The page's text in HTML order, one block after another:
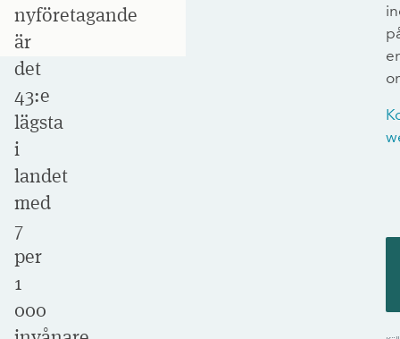
nyföretagande
är
det
43:e
lägsta
i
landet
med
7
per
1
000